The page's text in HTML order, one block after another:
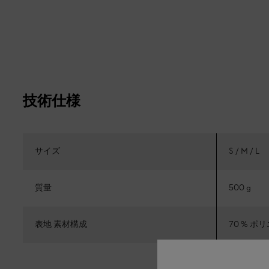
技術仕様
サイズ S / M / L
質量 500 g
表地 素材構成 70 % ポ